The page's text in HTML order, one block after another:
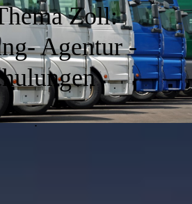
Zoll:
Agentur -
.